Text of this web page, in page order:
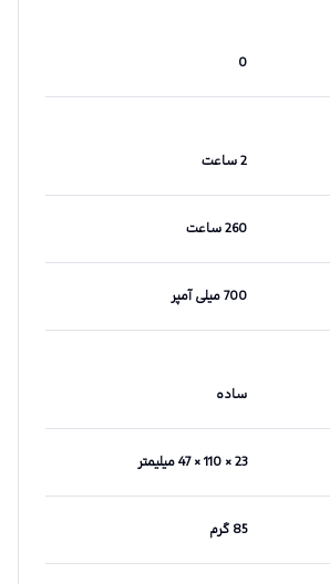
0
2 ساعت
260 ساعت
700 میلی آمپر
ساده
23 × 110 × 47 میلیمتر
85 گرم